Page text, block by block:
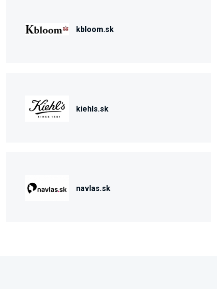
kbloom.sk
kiehls.sk
navlas.sk